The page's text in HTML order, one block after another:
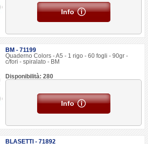
Info
BM - 71199
Quaderno Colors - A5 - 1 rigo - 60 fogli - 90gr -
c/fori - spiralato - BM
Disponibilità: 280
Info
BLASETTI - 71892